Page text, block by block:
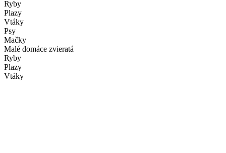
Ryby
Plazy
Vtáky
Psy
Mačky
Malé domáce zvieratá
Ryby
Plazy
Vtáky